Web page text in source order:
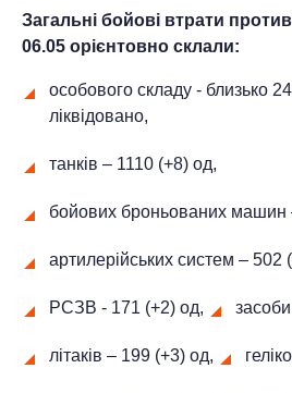
Загальні бойові втрати
06.05 орієнтовно склали:
особового складу - близько
ліквідовано,
танків ‒ 1110 (+8) од,
бойових броньованих машин
артилерійських систем – 502
РСЗВ - 171 (+2) од,
літаків – 199 (+3) од,